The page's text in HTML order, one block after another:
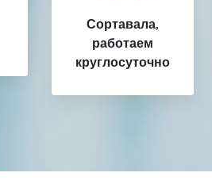
Сортавала,
работаем
круглосуточно